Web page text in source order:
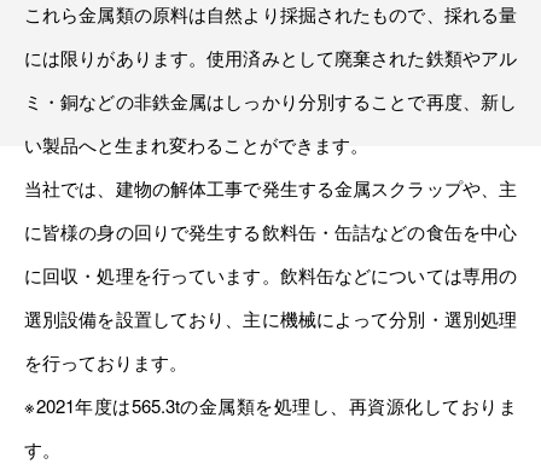
これら金属類の原料は自然より採掘されたもので、採れる量
には限りがあります。使用済みとして廃棄された鉄類やアル
ミ・銅などの非鉄金属はしっかり分別することで再度、新し
い製品へと生まれ変わることができます。
当社では、建物の解体工事で発生する金属スクラップや、主
に皆様の身の回りで発生する飲料缶・缶詰などの食缶を中心
に回収・処理を行っています。飲料缶などについては専用の
選別設備を設置しており、主に機械によって分別・選別処理
を行っております。
※2021年度は565.3tの金属類を処理し、再資源化しておりま
す。